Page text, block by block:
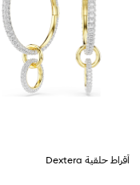
أقراط حلقية Dextera